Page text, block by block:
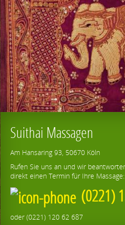
Suithai Massagen
Am Hansaring 93, 50670 Köln
Rufen Sie uns an und wir
direkt einen Termin für Ihre Massage:
(0221)
oder (0221) 120 62 687